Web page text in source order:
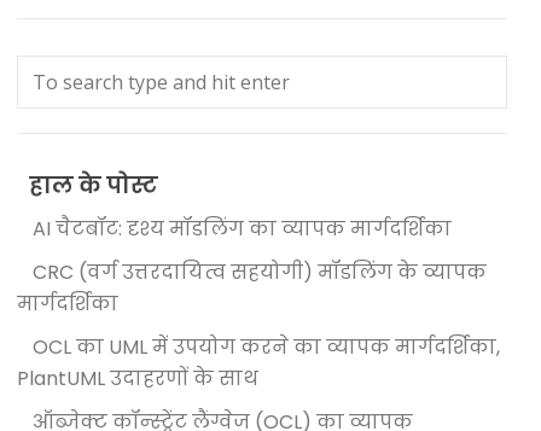
हाल के पोस्ट
AI चैटबॉट: दृश्य मॉडलिंग का व्यापक मार्गदर्शिका
CRC (वर्ग उत्तरदायित्व सहयोगी) मॉडलिंग के व्यापक
मार्गदर्शिका
OCL का UML में उपयोग करने का व्यापक मार्गदर्शिका,
PlantUML उदाहरणों के साथ
ऑब्जेक्ट कॉन्स्ट्रेंट लैंग्वेज (OCL) का व्यापक